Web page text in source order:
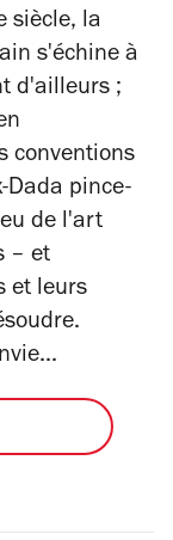
siècle, la
s'échine à
d'ailleurs ;
conventions
Dada pince-
de l'art
– et
et leurs